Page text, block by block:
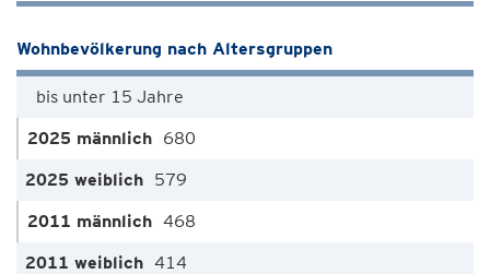
Wohnbevölkerung nach Altersgruppen
bis unter 15 Jahre
680
579
468
414